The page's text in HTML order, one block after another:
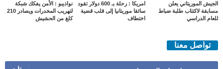
الجيش الموريتاني يعلن
مسابقة لاكتتاب طلبة ضباط
للعام الدراسي
امريكا : رحلة بـ 600 دولار تقود
سائقا موريتانيا إلى قلب قضية
اختطاف
نواذيبو : الأمن يفكك شبكة
لتهريب المخدرات ويصادر 210
كلغ من الحشيش
تواصل معنا